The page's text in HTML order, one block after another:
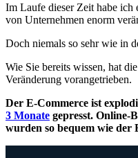
Im Laufe dieser Zeit habe ich
von Unternehmen enorm
Doch niemals so sehr wie in
Wie Sie bereits wissen, hat
Veränderung vorangetrieben.
Der E-Commerce ist
3 Monate gepresst. Online-
wurden so bequem wie der